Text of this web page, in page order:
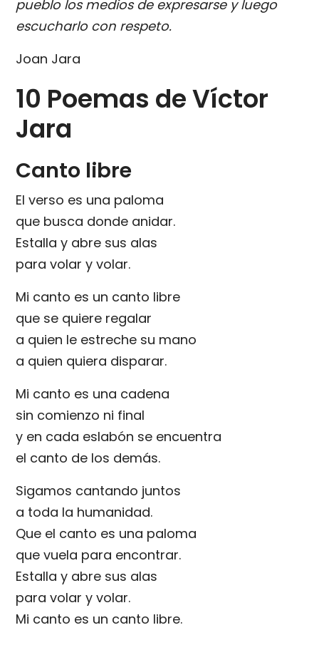
pueblo los medios de expresarse y luego
escucharlo con respeto.
Joan Jara
10 Poemas de Víctor
Jara
Canto libre
El verso es una paloma
que busca donde anidar.
Estalla y abre sus alas
para volar y volar.
Mi canto es un canto libre
que se quiere regalar
a quien le estreche su mano
a quien quiera disparar.
Mi canto es una cadena
sin comienzo ni final
y en cada eslabón se encuentra
el canto de los demás.
Sigamos cantando juntos
a toda la humanidad.
Que el canto es una paloma
que vuela para encontrar.
Estalla y abre sus alas
para volar y volar.
Mi canto es un canto libre.